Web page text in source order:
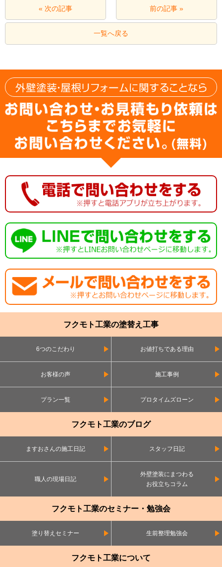
« 次の記事 前の記事 »
一覧へ戻る
フクモト工業の塗替え工事
6つのこだわり お値打ちである理由
お客様の声 施工事例
プラン一覧 プロタイムズローン
フクモト工業のブログ
ますおさんの施工日記 スタッフ日記
職人の現場日記
外壁塗装にまつわる
お役立ちコラム
フクモト工業のセミナー・勉強会
塗り替えセミナー 生前整理勉強会
フクモト工業について